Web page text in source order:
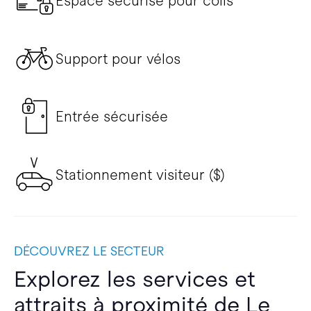
Support pour vélos
Entrée sécurisée
Stationnement visiteur ($)
DÉCOUVREZ LE SECTEUR
Explorez les services et
attraits à proximité de Le